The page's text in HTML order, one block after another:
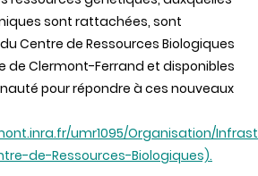
sont rattachées, sont
Centre de Ressources Biologiques
de Clermont-Ferrand et disponibles
pour répondre à ces nouveaux
umr1095/Organisation/
de-Ressources-Biologiques).